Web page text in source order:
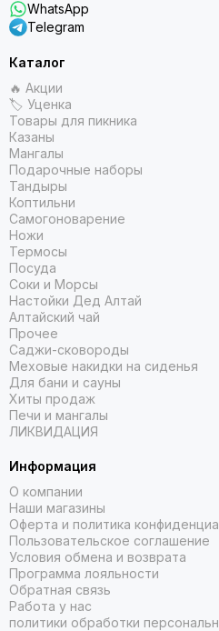
WhatsApp
Telegram
Каталог
🔥 Акции
🏷 Уценка
Товары для пикника
Казаны
Мангалы
Подарочные наборы
Тандыры
Коптильни
Самогоноварение
Ножи
Термосы
Посуда
Соки и Морсы
Настойки Дед Алтай
Алтайский чай
Прочее
Саджи-сковороды
Меховые накидки на сиденья
Для бани и сауны
Хиты продаж
Печи и мангалы
ЛИКВИДАЦИЯ
Информация
О компании
Наши магазины
Оферта и политика
Пользовательское соглашение
Условия обмена и возврата
Программа лояльности
Обратная связь
Работа у нас
политики обработки